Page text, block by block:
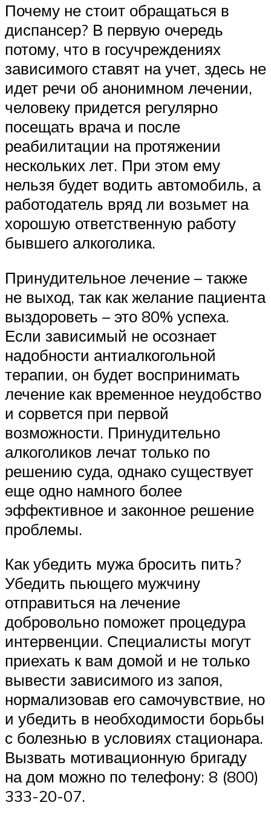
Почему не стоит обращаться в
диспансер? В первую очередь
потому, что в госучреждениях
зависимого ставят на учет, здесь не
идет речи об анонимном лечении,
человеку придется регулярно
посещать врача и после
реабилитации на протяжении
нескольких лет. При этом ему
нельзя будет водить автомобиль, а
работодатель вряд ли возьмет на
хорошую ответственную работу
бывшего алкоголика.
Принудительное лечение – также
не выход, так как желание пациента
выздороветь – это 80% успеха.
Если зависимый не осознает
надобности антиалкогольной
терапии, он будет воспринимать
лечение как временное неудобство
и сорвется при первой
возможности. Принудительно
алкоголиков лечат только по
решению суда, однако существует
еще одно намного более
эффективное и законное решение
проблемы.
Как убедить мужа бросить пить?
Убедить пьющего мужчину
отправиться на лечение
добровольно поможет процедура
интервенции. Специалисты могут
приехать к вам домой и не только
вывести зависимого из запоя,
нормализовав его самочувствие, но
и убедить в необходимости борьбы
с болезнью в условиях стационара.
Вызвать мотивационную бригаду
на дом можно по телефону: 8 (800)
333-20-07.